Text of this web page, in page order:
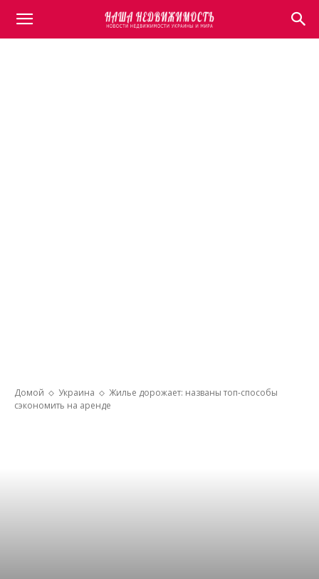
Домой Украина
Жилье дорожает: названы топ-способы
сэкономить на аренде